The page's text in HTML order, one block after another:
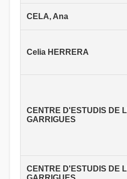
CELA, Ana
Celia HERRERA
CENTRE D'ESTUDIS DE
GARRIGUES
CENTRE D'ESTUDIS DE